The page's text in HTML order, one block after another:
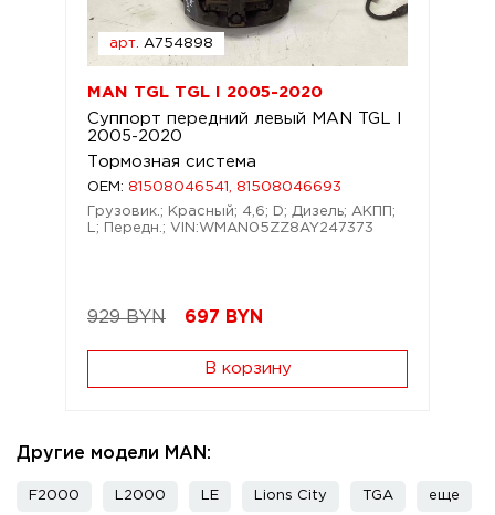
арт. A754898
MAN TGL TGL I 2005-2020
Суппорт передний левый MAN TGL I
2005-2020
Тормозная система
OEM: 81508046541, 81508046693
Грузовик.; Красный; 4,6; D; Дизель; АКПП;
L; Передн.; VIN:WMAN05ZZ8AY247373
929 BYN 697 BYN
В корзину
Другие модели MAN:
F2000 L2000 LE Lions City TGA еще